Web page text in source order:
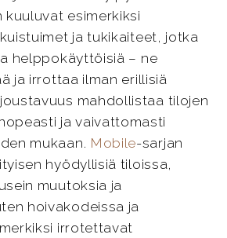
kuuluvat esimerkiksi
ja tukikaiteet, jotka
helppokäyttöisiä – ne
ja irrottaa ilman erillisiä
mahdollistaa tilojen
ja vaivattomasti
mukaan. Mobile-sarjan
hyödyllisiä tiloissa,
muutoksia ja
hoivakodeissa ja
irrotettavat